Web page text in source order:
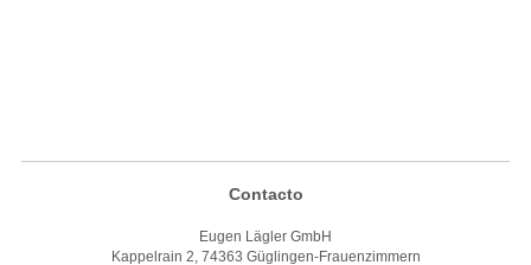
Contacto
Eugen Lägler GmbH
Kappelrain 2, 74363 Güglingen-Frauenzimmern